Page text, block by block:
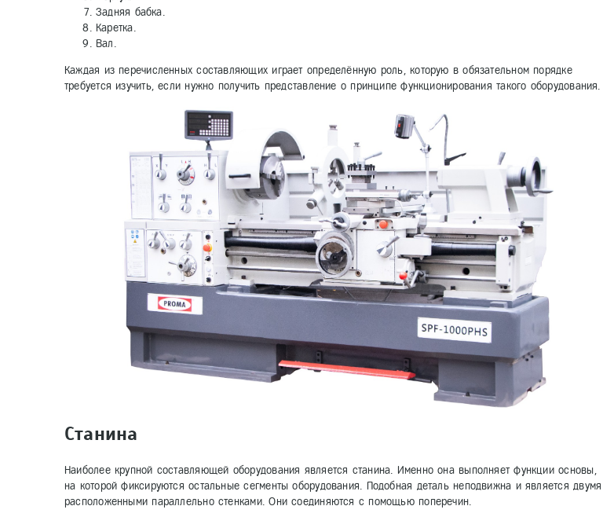
Задняя бабка.
Каретка.
Вал.
Каждая из перечисленных составляющих играет определённую роль, которую в обязательном порядке
требуется изучить, если нужно получить представление о принципе функционирования такого оборудования.
Станина
Наиболее крупной составляющей оборудования является станина. Именно она выполняет функции основы,
на которой фиксируются остальные сегменты оборудования. Подобная деталь неподвижна и является двумя
расположенными параллельно стенками. Они соединяются с помощью поперечин.